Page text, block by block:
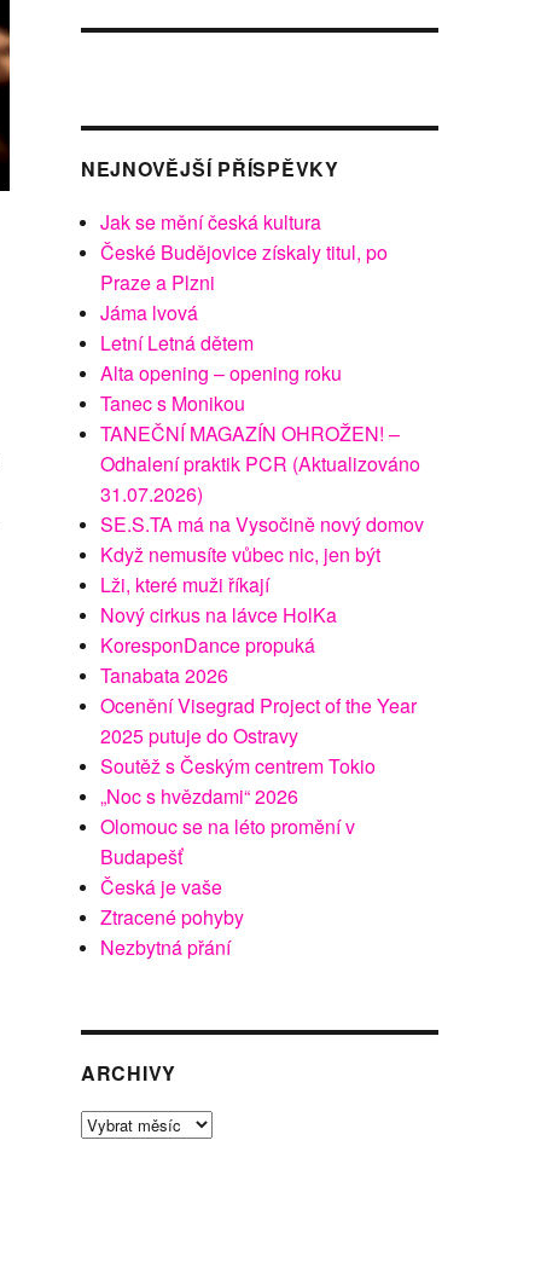
NEJNOVĚJŠÍ PŘÍSPĚVKY
Jak se mění česká kultura
České Budějovice získaly titul, po
Praze a Plzni
Jáma lvová
Letní Letná dětem
Alta opening – opening roku
Tanec s Monikou
TANEČNÍ MAGAZÍN OHROŽEN! –
Odhalení praktik PCR (Aktualizováno
31.07.2026)
SE.S.TA má na Vysočině nový domov
Když nemusíte vůbec nic, jen být
Lži, které muži říkají
Nový cirkus na lávce HolKa
KoresponDance propuká
Tanabata 2026
Ocenění Visegrad Project of the Year
2025 putuje do Ostravy
Soutěž s Českým centrem Tokio
„Noc s hvězdami“ 2026
Olomouc se na léto promění v
Budapešť
Česká je vaše
Ztracené pohyby
Nezbytná přání
ARCHIVY
Archivy